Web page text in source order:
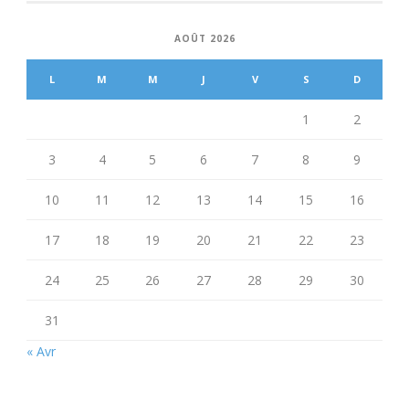
AOÛT 2026
L M M J V S D
1 2
3 4 5 6 7 8 9
10 11 12 13 14 15 16
17 18 19 20 21 22 23
24 25 26 27 28 29 30
31
« Avr